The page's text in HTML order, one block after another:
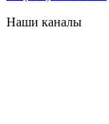
Наши каналы